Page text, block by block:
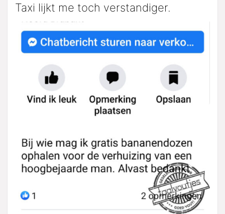
Taxi lijkt me toch verstandiger.